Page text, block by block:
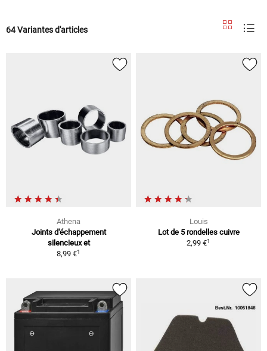
64 Variantes d'articles
Athena
Joints d'échappement
silencieux et
8,99 €1
Louis
Lot de 5 rondelles cuivre
2,99 €1